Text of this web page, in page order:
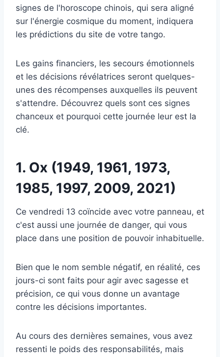
signes de l'horoscope chinois, qui sera aligné
sur l'énergie cosmique du moment, indiquera
les prédictions du site de votre tango.
Les gains financiers, les secours émotionnels
et les décisions révélatrices seront quelques-
unes des récompenses auxquelles ils peuvent
s'attendre. Découvrez quels sont ces signes
chanceux et pourquoi cette journée leur est la
clé.
1. Ox (1949, 1961, 1973,
1985, 1997, 2009, 2021)
Ce vendredi 13 coïncide avec votre panneau, et
c'est aussi une journée de danger, qui vous
place dans une position de pouvoir inhabituelle.
Bien que le nom semble négatif, en réalité, ces
jours-ci sont faits pour agir avec sagesse et
précision, ce qui vous donne un avantage
contre les décisions importantes.
Au cours des dernières semaines, vous avez
ressenti le poids des responsabilités, mais